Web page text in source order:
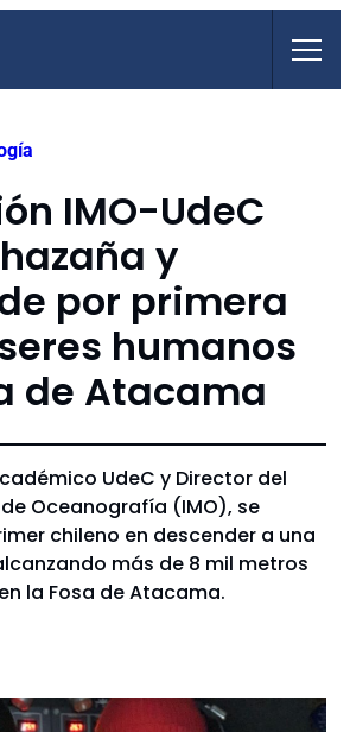
IMO-UdeC
y
por primera
humanos
de Atacama
UdeC y Director del
Oceanografía (IMO), se
chileno en descender a una
más de 8 mil metros
la Fosa de Atacama.